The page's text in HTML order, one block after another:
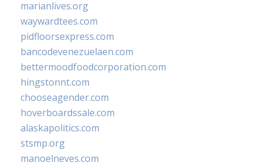
marianlives.org
waywardtees.com
pidfloorsexpress.com
bancodevenezuelaen.com
bettermoodfoodcorporation.com
hingstonnt.com
chooseagender.com
hoverboardssale.com
alaskapolitics.com
stsmp.org
manoelneves.com